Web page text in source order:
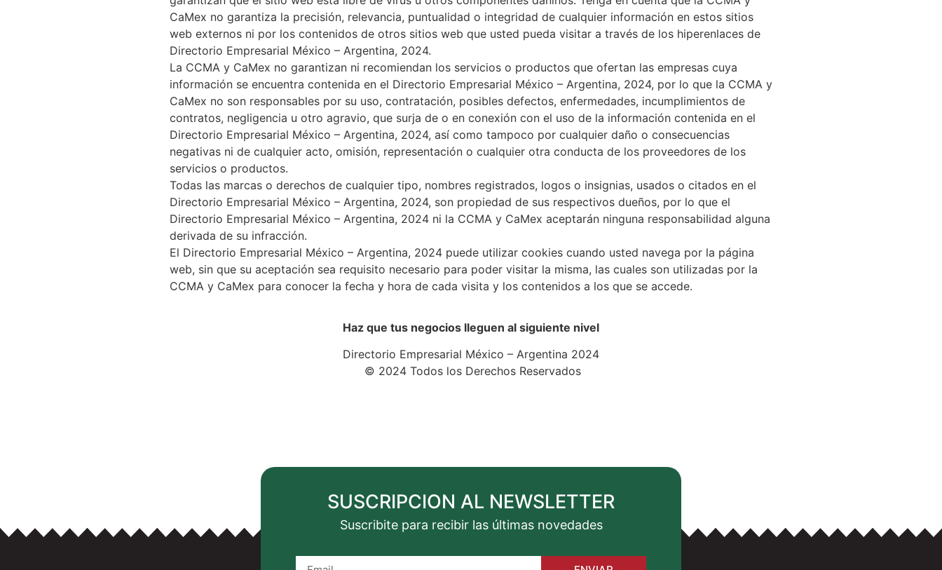
CaMex no garantiza la precisión, relevancia, puntualidad o integridad de cualquier información en estos sitios
web externos ni por los contenidos de otros sitios web que usted pueda visitar a través de los hiperenlaces de
Directorio Empresarial México – Argentina, 2024.
La CCMA y CaMex no garantizan ni recomiendan los servicios o productos que ofertan las empresas cuya
información se encuentra contenida en el Directorio Empresarial México – Argentina, 2024, por lo que la CCMA y
CaMex no son responsables por su uso, contratación, posibles defectos, enfermedades, incumplimientos de
contratos, negligencia u otro agravio, que surja de o en conexión con el uso de la información contenida en el
Directorio Empresarial México – Argentina, 2024, así como tampoco por cualquier daño o consecuencias
negativas ni de cualquier acto, omisión, representación o cualquier otra conducta de los proveedores de los
servicios o productos.
Todas las marcas o derechos de cualquier tipo, nombres registrados, logos o insignias, usados o citados en el
Directorio Empresarial México – Argentina, 2024, son propiedad de sus respectivos dueños, por lo que el
Directorio Empresarial México – Argentina, 2024 ni la CCMA y CaMex aceptarán ninguna responsabilidad alguna
derivada de su infracción.
El Directorio Empresarial México – Argentina, 2024 puede utilizar cookies cuando usted navega por la página
web, sin que su aceptación sea requisito necesario para poder visitar la misma, las cuales son utilizadas por la
CCMA y CaMex para conocer la fecha y hora de cada visita y los contenidos a los que se accede.
Haz que tus negocios lleguen al siguiente nivel
Directorio Empresarial México – Argentina 2024
©️ 2024 Todos los Derechos Reservados
SUSCRIPCION AL NEWSLETTER
Suscribite para recibir las últimas novedades